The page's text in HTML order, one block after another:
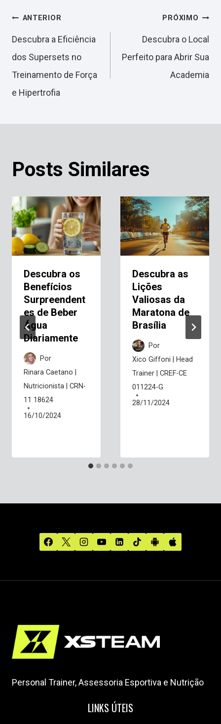
Navegação
de
Post
ANTERIOR
Descubra a Eficiência
dos Supersets no
Treinamento de Força
e Hipertrofia
PRÓXIMO
Descubra o Local
Perfeito para Abrir Sua
Academia
Posts Similares
Descubra os
Benefícios
Surpreendent
es de Beber
Água
Diariamente
Por
Rinara Caetano |
Nutricionista | CRN-
11 18624
16/10/2024
Descubra as
Lições
Valiosas da
Maratona de
Brasília
Por
Xico Giffoni | Head
Trainer | CREF-CE
011224-G
28/11/2024
Personal Trainer, Assessoria Esportiva e Nutrição
LINKS ÚTEIS